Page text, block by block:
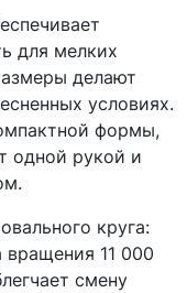
для мелких
делают
условиях.
формы,
одной рукой и
круга:
11 000
смену